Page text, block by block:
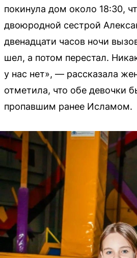
покинула дом около 18:30,
двоюродной сестрой
двенадцати часов ночи
шел, а потом перестал.
у нас нет», — рассказала
отметила, что обе девочки
пропавшим ранее Исламом.